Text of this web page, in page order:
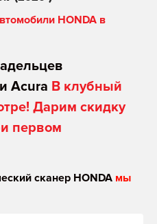
HONDA в
Acura В клубный
Дарим скидку
первом
сканер HONDA мы